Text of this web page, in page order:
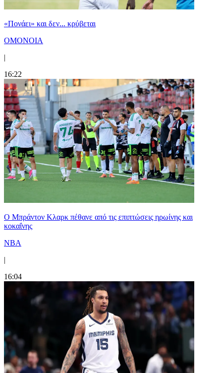
«Πονάει» και δεν... κρύβεται
ΟΜΟΝΟΙΑ
|
16:22
Ο Μπράντον Κλαρκ πέθανε από τις επιπτώσεις ηρωίνης και
κοκαΐνης
NBA
|
16:04